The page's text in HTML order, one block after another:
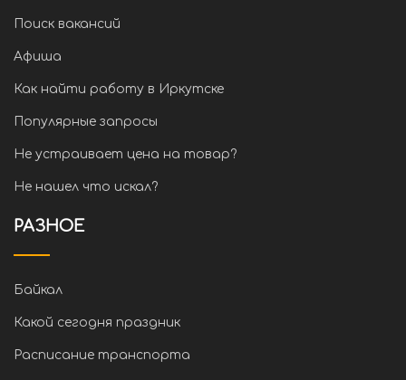
Поиск вакансий
Афиша
Как найти работу в Иркутске
Популярные запросы
Не устраивает цена на товар?
Не нашел что искал?
РАЗНОЕ
Байкал
Какой сегодня праздник
Расписание транспорта